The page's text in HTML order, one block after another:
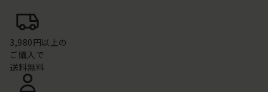
3,980円以上の
ご購入で
送料無料